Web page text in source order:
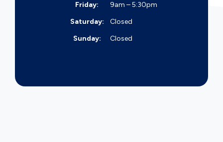
Friday:
9am – 5:30pm
Saturday:
Closed
Sunday:
Closed